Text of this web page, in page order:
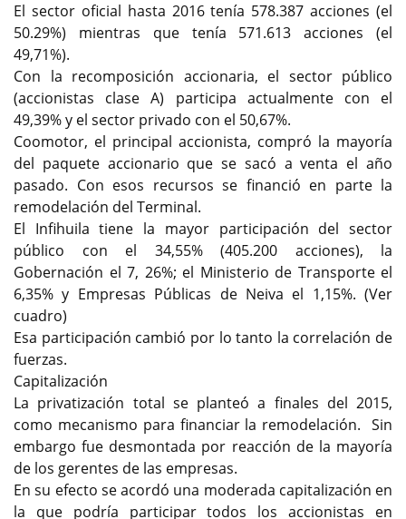
El sector oficial hasta 2016 tenía 578.387 acciones (el
50.29%) mientras que tenía 571.613 acciones (el
49,71%).
Con la recomposición accionaria, el sector público
(accionistas clase A) participa actualmente con el
49,39% y el sector privado con el 50,67%.
Coomotor, el principal accionista, compró la mayoría
del paquete accionario que se sacó a venta el año
pasado. Con esos recursos se financió en parte la
remodelación del Terminal.
El Infihuila tiene la mayor participación del sector
público con el 34,55% (405.200 acciones), la
Gobernación el 7, 26%; el Ministerio de Transporte el
6,35% y Empresas Públicas de Neiva el 1,15%. (Ver
cuadro)
Esa participación cambió por lo tanto la correlación de
fuerzas.
Capitalización
La privatización total se planteó a finales del 2015,
como mecanismo para financiar la remodelación. Sin
embargo fue desmontada por reacción de la mayoría
de los gerentes de las empresas.
En su efecto se acordó una moderada capitalización en
la que podría participar todos los accionistas en